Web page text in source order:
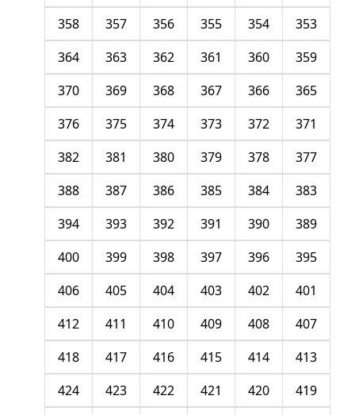
353
354
355
356
357
358
359
360
361
362
363
364
365
366
367
368
369
370
371
372
373
374
375
376
377
378
379
380
381
382
383
384
385
386
387
388
389
390
391
392
393
394
395
396
397
398
399
400
401
402
403
404
405
406
407
408
409
410
411
412
413
414
415
416
417
418
419
420
421
422
423
424